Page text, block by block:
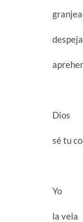
Dios
sé tu
Yo
la vela